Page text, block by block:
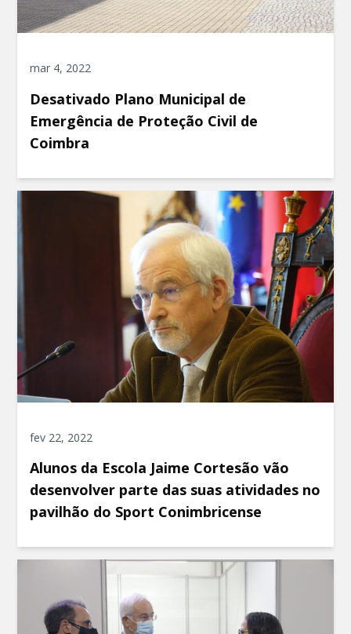
mar 4, 2022
Desativado Plano Municipal de
Emergência de Proteção Civil de
Coimbra
fev 22, 2022
Alunos da Escola Jaime Cortesão vão
desenvolver parte das suas atividades no
pavilhão do Sport Conimbricense